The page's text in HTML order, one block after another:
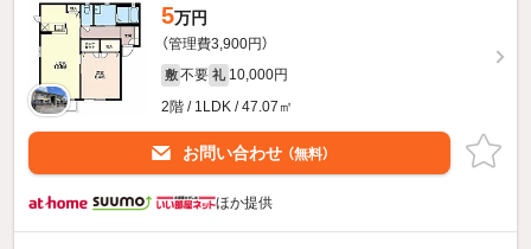
5万円
（管理費3,900円）
敷 不要 礼 10,000円
2階 / 1LDK / 47.07㎡
お問い合わせ （無料）
ほか提供